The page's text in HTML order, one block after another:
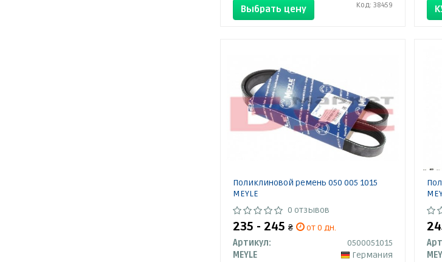
Выбрать цену Код: 38459
Поликлиновой ремень 050 005 1015
MEYLE
0 отзывов
235 - 245 ₴
от 0 дн.
Артикул:
0500051015
MEYLE
Германия